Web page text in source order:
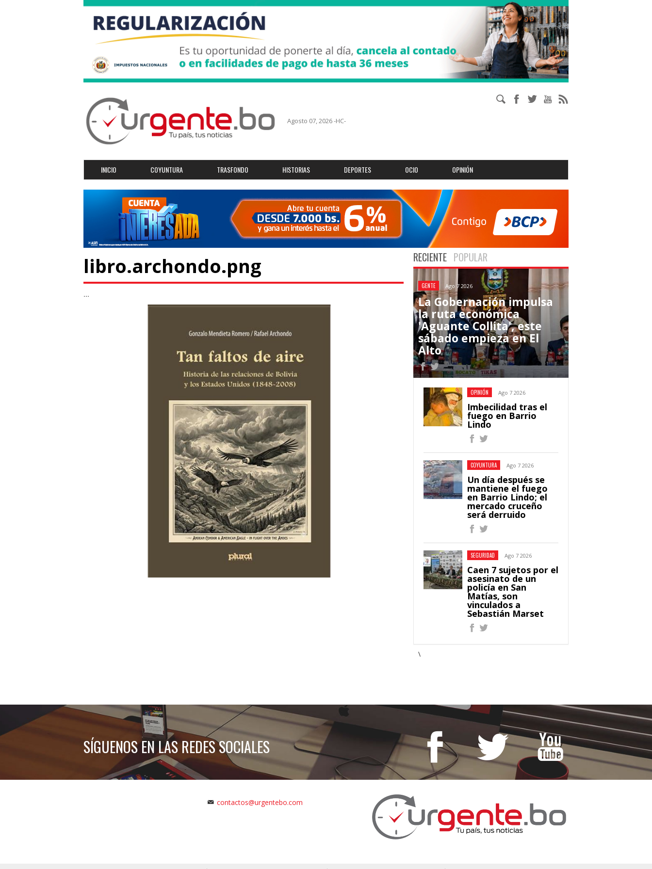
Agosto 07, 2026 -HC-
INICIO COYUNTURA TRASFONDO HISTORIAS DEPORTES OCIO OPINIÓN
libro.archondo.png
...
RECIENTE POPULAR
GENTE Ago 7 2026
La Gobernación impulsa
la ruta económica
'Aguante Collita', este
sábado empieza en El
Alto
OPINIÓN Ago 7 2026
Imbecilidad tras el
fuego en Barrio
Lindo
COYUNTURA Ago 7 2026
Un día después se
mantiene el fuego
en Barrio Lindo; el
mercado cruceño
será derruido
SEGURIDAD Ago 7 2026
Caen 7 sujetos por el
asesinato de un
policía en San
Matías, son
vinculados a
Sebastián Marset
\
SÍGUENOS EN LAS REDES SOCIALES
contactos@urgentebo.com